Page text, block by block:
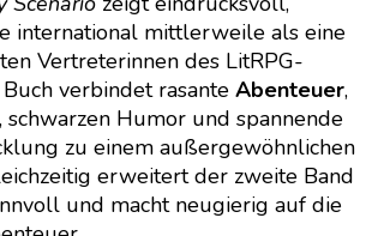
international mittlerweile als eine
Vertreterinnen des LitRPG-
verbindet rasante Abenteuer,
Humor und spannende
zu einem außergewöhnlichen
erweitert der zweite Band
und macht neugierig auf die